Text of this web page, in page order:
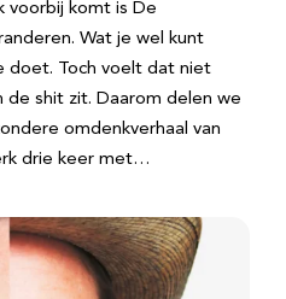
voorbij komt is De
Wat je wel kunt
doet. Toch voelt dat niet
de shit zit. Daarom delen we
omdenkverhaal van
drie keer met…